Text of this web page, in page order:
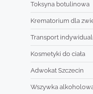
Toksyna botulinowa
Krematorium dla
Transport
Kosmetyki do ciała
Adwokat Szczecin
Wszywka